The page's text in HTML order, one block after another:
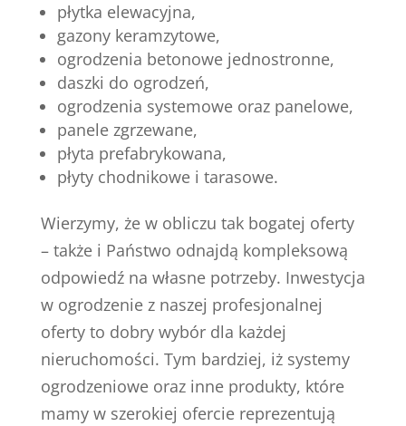
płytka elewacyjna,
gazony keramzytowe,
ogrodzenia betonowe jednostronne,
daszki do ogrodzeń,
ogrodzenia systemowe oraz panelowe,
panele zgrzewane,
płyta prefabrykowana,
płyty chodnikowe i tarasowe.
Wierzymy, że w obliczu tak bogatej oferty
– także i Państwo odnajdą kompleksową
odpowiedź na własne potrzeby. Inwestycja
w ogrodzenie z naszej profesjonalnej
oferty to dobry wybór dla każdej
nieruchomości. Tym bardziej, iż systemy
ogrodzeniowe oraz inne produkty, które
mamy w szerokiej ofercie reprezentują